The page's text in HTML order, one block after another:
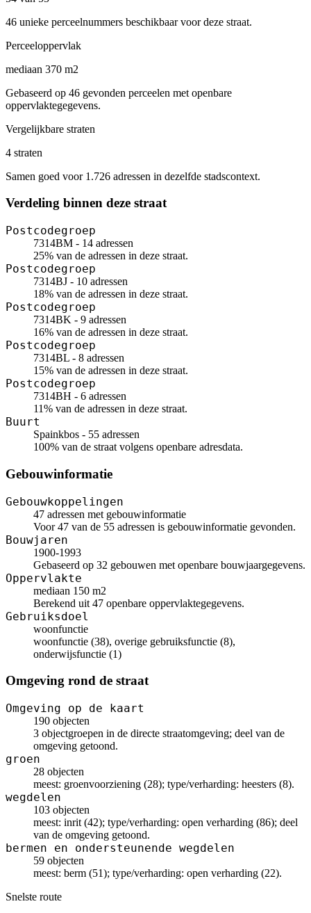
46 unieke perceelnummers beschikbaar voor deze straat.
Perceeloppervlak
mediaan 370 m2
Gebaseerd op 46 gevonden perceelen met openbare
oppervlaktegegevens.
Vergelijkbare straten
4 straten
Samen goed voor 1.726 adressen in dezelfde stadscontext.
Verdeling binnen deze straat
Postcodegroep
7314BM - 14 adressen
25% van de adressen in deze straat.
Postcodegroep
7314BJ - 10 adressen
18% van de adressen in deze straat.
Postcodegroep
7314BK - 9 adressen
16% van de adressen in deze straat.
Postcodegroep
7314BL - 8 adressen
15% van de adressen in deze straat.
Postcodegroep
7314BH - 6 adressen
11% van de adressen in deze straat.
Buurt
Spainkbos - 55 adressen
100% van de straat volgens openbare adresdata.
Gebouwinformatie
Gebouwkoppelingen
47 adressen met gebouwinformatie
Voor 47 van de 55 adressen is gebouwinformatie gevonden.
Bouwjaren
1900-1993
Gebaseerd op 32 gebouwen met openbare bouwjaargegevens.
Oppervlakte
mediaan 150 m2
Berekend uit 47 openbare oppervlaktegegevens.
Gebruiksdoel
woonfunctie
woonfunctie (38), overige gebruiksfunctie (8),
onderwijsfunctie (1)
Omgeving rond de straat
Omgeving op de kaart
190 objecten
3 objectgroepen in de directe straatomgeving; deel van de
omgeving getoond.
groen
28 objecten
meest: groenvoorziening (28); type/verharding: heesters (8).
wegdelen
103 objecten
meest: inrit (42); type/verharding: open verharding (86); deel
van de omgeving getoond.
bermen en ondersteunende wegdelen
59 objecten
meest: berm (51); type/verharding: open verharding (22).
Snelste route